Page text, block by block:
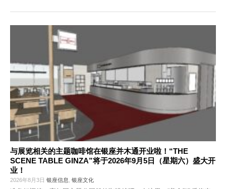
与展览相关的主题咖啡馆在银座并木通开业啦！“THE
SCENE TABLE GINZA”将于2026年9月5日（星期六）盛大开
业！
2026年8月3日 银座信息 银座文化